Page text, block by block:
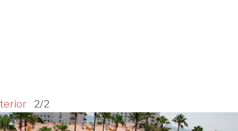
2/2